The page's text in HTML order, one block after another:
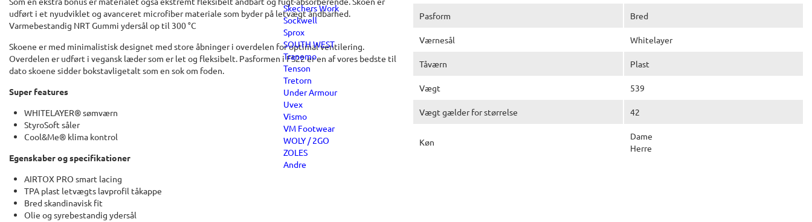
Skechers Work
Sockwell
Sprox
SOUTH WEST
Tranemo
Tenson
Tretorn
Under Armour
Uvex
Vismo
VM Footwear
WOLY / 2GO
ZOLES
Andre
udført i et nyudviklet og avanceret microfiber materiale som byder på letvægt åndbarhed.
Varmebestandig NRT Gummi ydersål op til 300 °C
Skoene er med minimalistisk designet med store åbninger i overdelen for optimal ventilering.
Overdelen er udført i vegansk læder som er let og fleksibelt. Pasformen i FS22 er en af vores bedste til
dato skoene sidder bokstavligetalt som en sok om foden.
Super features
WHITELAYER® sømværn
StyroSoft såler
Cool&Me® klima kontrol
Egenskaber og specifikationer
AIRTOX PRO smart lacing
TPA plast letvægts lavprofil tåkappe
Bred skandinavisk fit
Olie og syrebestandig ydersål
Pasform Bred
Værnesål Whitelayer
Tåværn Plast
Vægt 539
Vægt gælder for størrelse 42
Køn
Dame
Herre